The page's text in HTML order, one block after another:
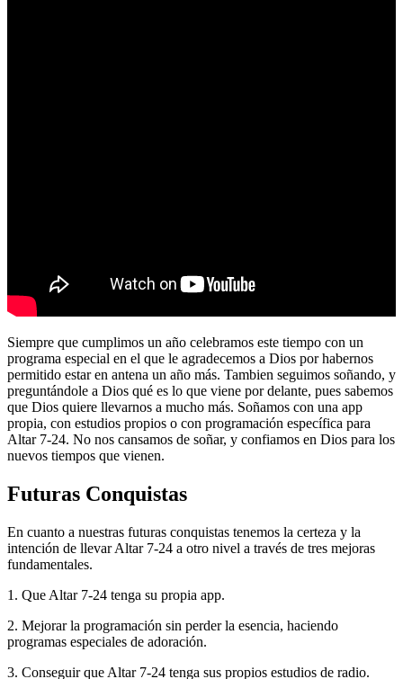
Siempre que cumplimos un año celebramos este tiempo con un
programa especial en el que le agradecemos a Dios por habernos
permitido estar en antena un año más. Tambien seguimos soñando, y
preguntándole a Dios qué es lo que viene por delante, pues sabemos
que Dios quiere llevarnos a mucho más. Soñamos con una app
propia, con estudios propios o con programación específica para
Altar 7-24. No nos cansamos de soñar, y confiamos en Dios para los
nuevos tiempos que vienen.
Futuras Conquistas
En cuanto a nuestras futuras conquistas tenemos la certeza y la
intención de llevar Altar 7-24 a otro nivel a través de tres mejoras
fundamentales.
1. Que Altar 7-24 tenga su propia app.
2. Mejorar la programación sin perder la esencia, haciendo
programas especiales de adoración.
3. Conseguir que Altar 7-24 tenga sus propios estudios de radio.